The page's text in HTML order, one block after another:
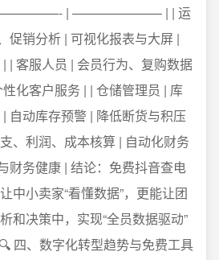
| ——————— | | 运
促销分析 | 可视化报表与大屏 |
| 客服人员 | 会员行为、复购数据
化客户服务 | | 仓储管理员 | 库
自动库存预警 | 降低断货与积压
、利润、成本核算 | 自动化财务
财务健康 | 结论：免费抖音查电
中小卖家“看懂数据”，更能让团
和决策中，实现“全员数据驱动”
四、数字化转型趋势与免费工具